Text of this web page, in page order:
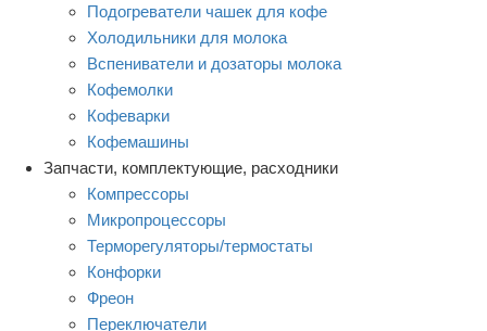
Подогреватели чашек для кофе
Холодильники для молока
Вспениватели и дозаторы молока
Кофемолки
Кофеварки
Кофемашины
Запчасти, комплектующие, расходники
Компрессоры
Микропроцессоры
Терморегуляторы/термостаты
Конфорки
Фреон
Переключатели